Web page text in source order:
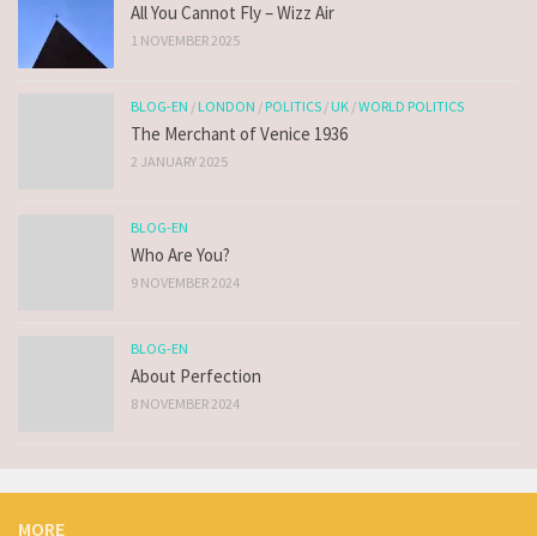
All You Cannot Fly – Wizz Air
1 NOVEMBER 2025
BLOG-EN /LONDON /POLITICS /UK /WORLD POLITICS
The Merchant of Venice 1936
2 JANUARY 2025
BLOG-EN
Who Are You?
9 NOVEMBER 2024
BLOG-EN
About Perfection
8 NOVEMBER 2024
MORE